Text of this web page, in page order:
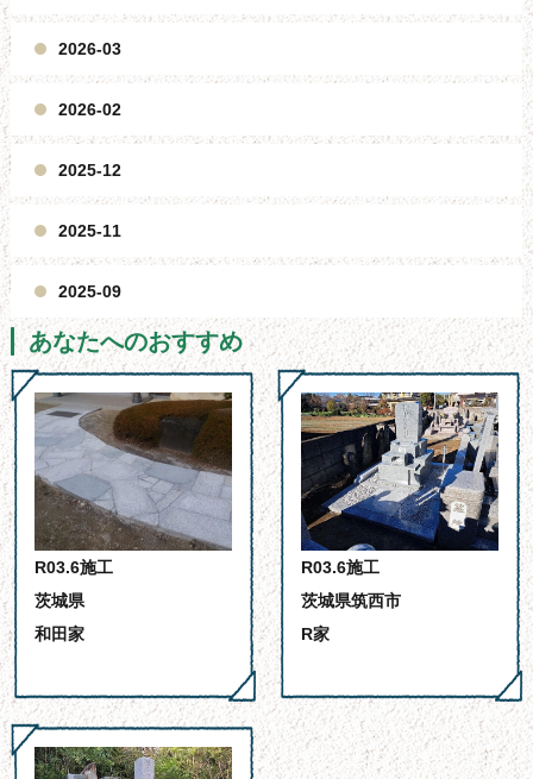
2026-03
2026-02
2025-12
2025-11
2025-09
あなたへのおすすめ
R03.6施工
茨城県
和田家
R03.6施工
茨城県筑西市
R家